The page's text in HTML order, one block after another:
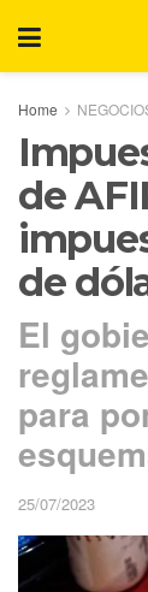
Home
de
de
El
para
25/07/2023